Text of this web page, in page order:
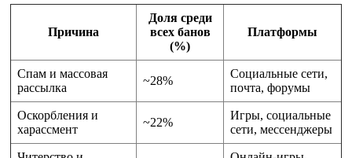
Причина
Доля среди
всех банов
(%)
Платформы
Спам и массовая
рассылка
~28%
Социальные сети,
почта, форумы
Оскорбления и
харассмент
~22%
Игры, социальные
сети, мессенджеры